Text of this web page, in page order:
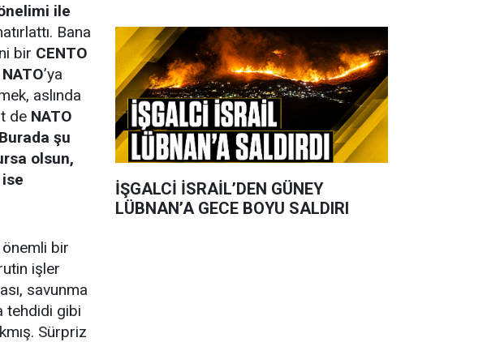
ile
Bana
bir CENTO
NATO’ya
aslında
de NATO
şu
olsun,
bir
işler
savunma
tehdidi gibi
Sürpriz
İŞGALCİ İSRAİL’DEN GÜNEY
LÜBNAN’A GECE BOYU SALDIRI